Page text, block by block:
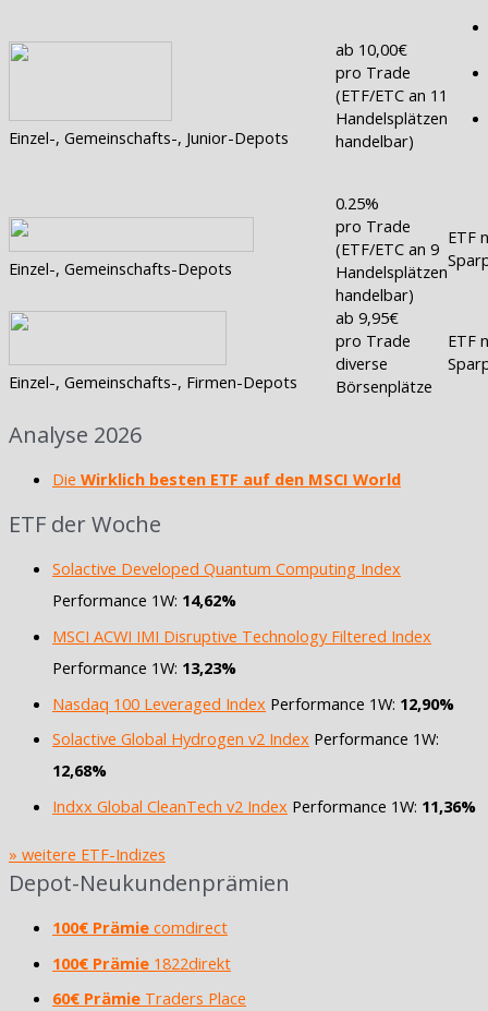
Einzel-, Gemeinschafts-, Junior-Depots
ab 10,00€
pro Trade
(ETF/ETC an 11
Handelsplätzen
handelbar)
Einzel-, Gemeinschafts-Depots
0.25%
pro Trade
(ETF/ETC an 9
Handelsplätzen
handelbar)
ETF
Einzel-, Gemeinschafts-, Firmen-Depots
ab 9,95€
pro Trade
diverse
Börsenplätze
ETF
Analyse 2026
Die Wirklich besten ETF auf den MSCI World
ETF der Woche
Solactive Developed Quantum Computing Index
Performance 1W: 14,62%
MSCI ACWI IMI Disruptive Technology Filtered Index
Performance 1W: 13,23%
Nasdaq 100 Leveraged Index Performance 1W: 12,90%
Solactive Global Hydrogen v2 Index Performance 1W:
12,68%
Indxx Global CleanTech v2 Index Performance 1W: 11,36%
» weitere ETF-Indizes
Depot-Neukundenprämien
100€ Prämie comdirect
100€ Prämie 1822direkt
60€ Prämie Traders Place